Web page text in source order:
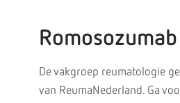
Romosozumab
De vakgroep reumatologie
van ReumaNederland. Ga